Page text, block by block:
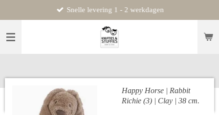
direct
naar
Snelle levering 1 - 2 werkdagen
Happy Horse | Rabbit
Richie (3) | Clay | 38 cm.